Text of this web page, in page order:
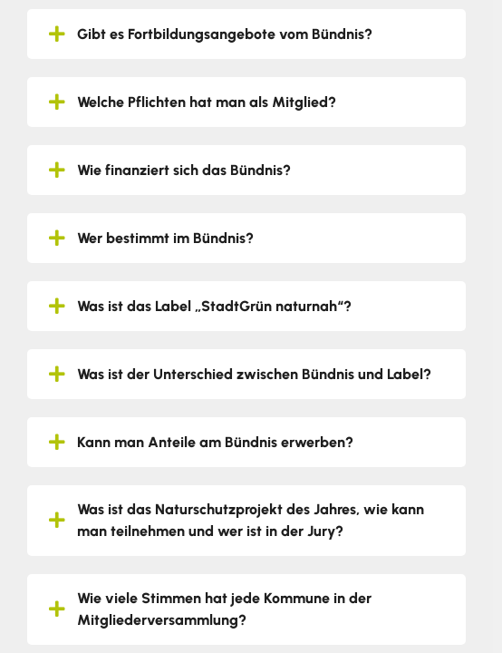
Gibt es Fortbildungsangebote vom Bündnis?
Welche Pflichten hat man als Mitglied?
Wie finanziert sich das Bündnis?
Wer bestimmt im Bündnis?
Was ist das Label „StadtGrün naturnah“?
Was ist der Unterschied zwischen Bündnis und Label?
Kann man Anteile am Bündnis erwerben?
Was ist das Naturschutzprojekt des Jahres, wie kann
man teilnehmen und wer ist in der Jury?
Wie viele Stimmen hat jede Kommune in der
Mitgliederversammlung?